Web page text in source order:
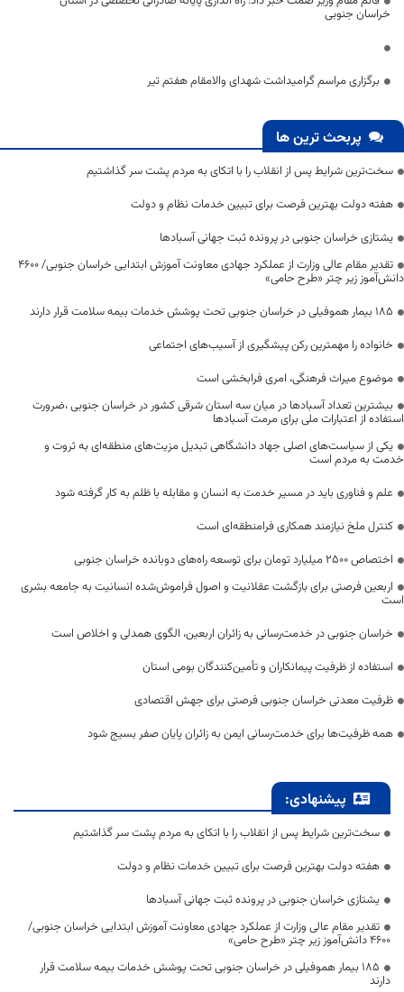
خراسان جنوبی
برگزاری مراسم گرامیداشت شهدای والامقام هفتم تیر
پربحث ترین ها
سخت‌ترین شرایط پس از انقلاب را با اتکای به مردم پشت سر گذاشتیم
هفته دولت بهترین فرصت برای تبیین خدمات نظام و دولت
یشتازی خراسان جنوبی در پرونده ثبت جهانی آسبادها
تقدیر مقام عالی وزارت از عملکرد جهادی معاونت آموزش ابتدایی خراسان جنوبی/ ۴۶۰۰
دانش‌آموز زیر چتر «طرح حامی»
۱۸۵ بیمار هموفیلی در خراسان جنوبی تحت پوشش خدمات بیمه سلامت قرار دارند
خانواده را مهمترین رکن پیشگیری از آسیب‌های اجتماعی
موضوع میراث فرهنگی، امری فرابخشی است
بیشترین تعداد آسبادها در میان سه استان شرقی کشور در خراسان جنوبی ،ضرورت
استفاده از اعتبارات ملی برای مرمت آسبادها
یکی از سیاست‌های اصلی جهاد دانشگاهی تبدیل مزیت‌های منطقه‌ای به ثروت و
خدمت به مردم است
علم و فناوری باید در مسیر خدمت به انسان و مقابله با ظلم به کار گرفته شود
کنترل ملخ نیازمند همکاری فرامنطقه‌ای است
اختصاص 2500 میلیارد تومان برای توسعه راه‌های دوبانده خراسان جنوبی
اربعین فرصتی برای بازگشت عقلانیت و اصول فراموش‌شده انسانیت به جامعه بشری
است
خراسان جنوبی در خدمت‌رسانی به زائران اربعین، الگوی همدلی و اخلاص است
استفاده از ظرفیت پیمانکاران و تأمین‌کنندگان بومی استان
ظرفیت معدنی خراسان جنوبی فرصتی برای جهش اقتصادی
همه ظرفیت‌ها برای خدمت‌رسانی ایمن به زائران پایان صفر بسیج شود
پیشنهادی:
سخت‌ترین شرایط پس از انقلاب را با اتکای به مردم پشت سر گذاشتیم
هفته دولت بهترین فرصت برای تبیین خدمات نظام و دولت
یشتازی خراسان جنوبی در پرونده ثبت جهانی آسبادها
تقدیر مقام عالی وزارت از عملکرد جهادی معاونت آموزش ابتدایی خراسان جنوبی/
۴۶۰۰ دانش‌آموز زیر چتر «طرح حامی»
۱۸۵ بیمار هموفیلی در خراسان جنوبی تحت پوشش خدمات بیمه سلامت قرار
دارند